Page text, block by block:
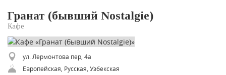
Гранат (бывший Nostalgie)
Кафе
ул. Лермонтова пер, 4а
Европейская, Русская, Узбекская